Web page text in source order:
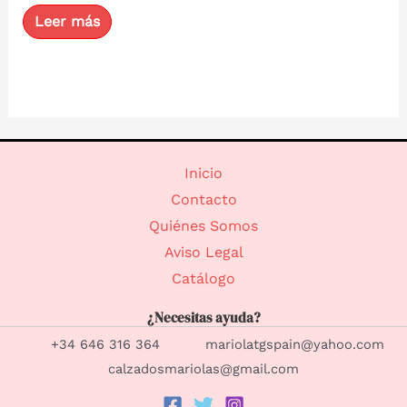
Valorado
con
0
de
Leer más
Inicio
Contacto
Quiénes Somos
Aviso Legal
Catálogo
¿Necesitas ayuda?
+34 646 316 364 mariolatgspain@yahoo.com
calzadosmariolas@gmail.com